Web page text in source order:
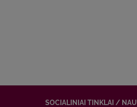
SOCIALINIAI TINKLAI /